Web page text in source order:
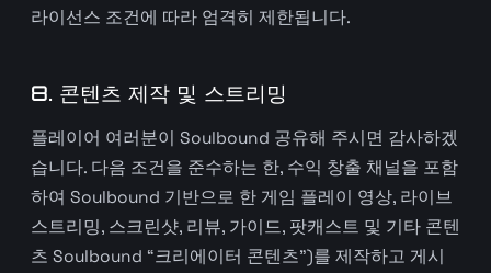
라이선스 조건에 따라 엄격히 제한됩니다.
8. 콘텐츠 제작 및 스트리밍
플레이어 여러분이 Soulbound 공유해 주시면 감사하겠
습니다. 다음 조건을 준수하는 한, 수익 창출 채널을 포함
하여 Soulbound 기반으로 한 게임 플레이 영상, 라이브
스트리밍, 스크린샷, 리뷰, 가이드, 팟캐스트 및 기타 콘텐
츠 Soulbound “크리에이터 콘텐츠”)를 제작하고 게시